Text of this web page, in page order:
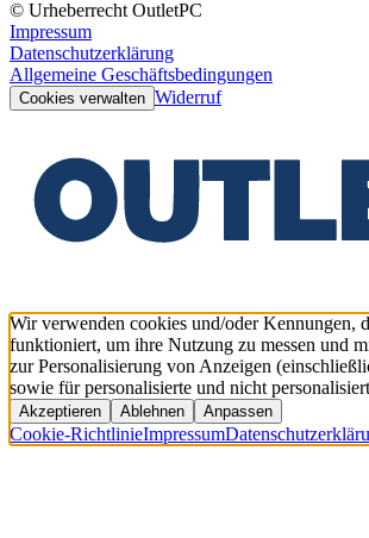
© Urheberrecht OutletPC
Impressum
Datenschutzerklärung
Allgemeine Geschäftsbedingungen
Cookies verwalten Widerruf
Wir verwenden cookies und/oder Kennungen,
funktioniert, um ihre Nutzung zu messen und
zur Personalisierung von Anzeigen
sowie für personalisierte und nicht
Akzeptieren Ablehnen Anpassen
Cookie-RichtlinieImpressum